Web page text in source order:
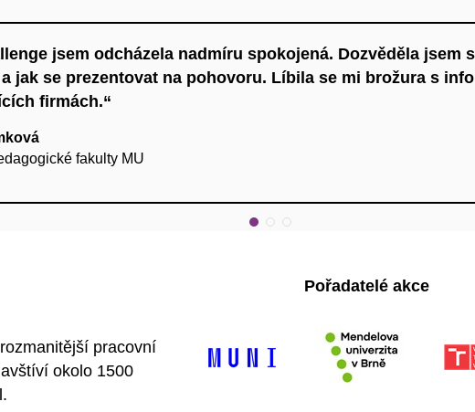
jsem odcházela nadmíru spokojená. Dozvěděla jsem
jak se prezentovat na pohovoru. Líbila se mi brožura s
firmách.“
fakulty MU
pracovní
okolo 1500
Pořadatelé akce